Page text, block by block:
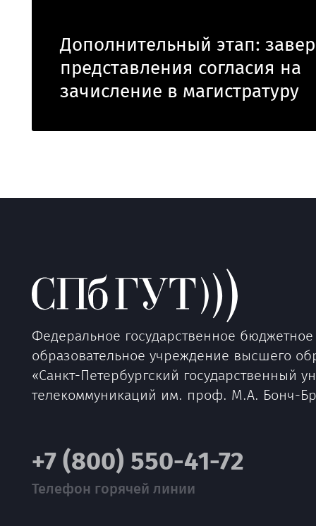
Дополнительный этап:
представления согласия на
зачисление в магистратуру
Федеральное государственное бюджетное
образовательное учреждение высшего
«Санкт-Петербургский государственный
телекоммуникаций им. проф. М.А. Бонч-
+7 (800) 550-41-72
Телефон горячей линии